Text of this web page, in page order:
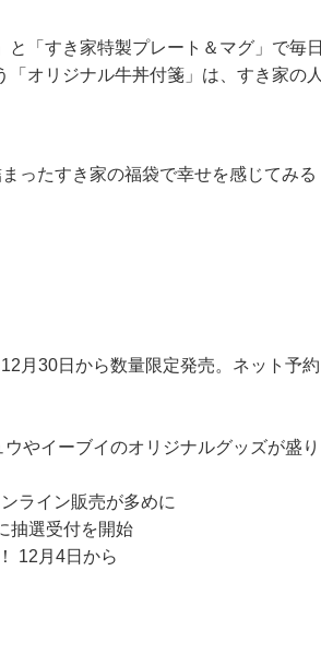
「すき家特製プレート＆マグ」で毎日
オリジナル牛丼付箋」は、すき家の人
ったすき家の福袋で幸せを感じてみる
月30日から数量限定発売。ネット予約
やイーブイのオリジナルグッズが盛り
ライン販売が多めに
抽選受付を開始
12月4日から